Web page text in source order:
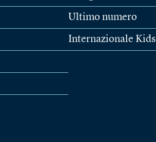
Ultimo numero
Internazionale Kids